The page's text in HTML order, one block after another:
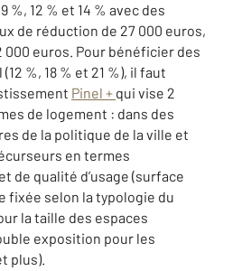
%, 12 % et 14 % avec des
de réduction de 27 000 euros,
000 euros. Pour bénéficier des
%, 18 % et 21 %), il faut
Pinel + qui vise 2
de logement : dans des
de la politique de la ville et
en termes
de qualité d’usage (surface
fixée selon la typologie du
la taille des espaces
exposition pour les
plus).